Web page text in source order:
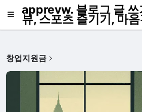
apprevw. 블로그 글 쓰
뷰, 스포츠 즐기기, 마
창업지원금